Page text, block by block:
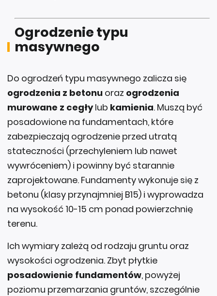
Ogrodzenie typu
masywnego
Do ogrodzeń typu masywnego zalicza się
ogrodzenia z betonu oraz ogrodzenia
murowane z cegłylub kamienia. Muszą być
posadowione na fundamentach, które
zabezpieczają ogrodzenie przed utratą
stateczności (przechyleniem lub nawet
wywróceniem) i powinny być starannie
zaprojektowane. Fundamenty wykonuje się z
betonu (klasy przynajmniej B15) i wyprowadza
na wysokość 10-15 cm ponad powierzchnię
terenu.
Ich wymiary zależą od rodzaju gruntu oraz
wysokości ogrodzenia. Zbyt płytkie
posadowienie fundamentów, powyżej
poziomu przemarzania gruntów, szczególnie